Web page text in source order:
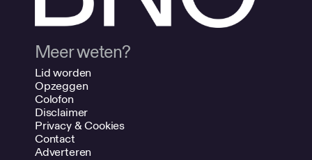
Meer weten?
Lid worden
Opzeggen
Colofon
Disclaimer
Privacy & Cookies
Contact
Adverteren